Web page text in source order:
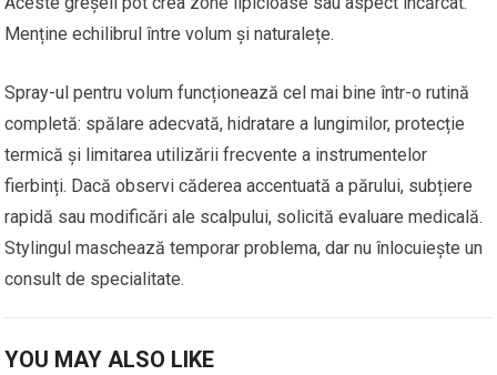
Menține echilibrul între volum și naturalețe.
Spray-ul pentru volum funcționează cel mai bine într-o rutină
completă: spălare adecvată, hidratare a lungimilor, protecție
termică și limitarea utilizării frecvente a instrumentelor
fierbinți. Dacă observi căderea accentuată a părului, subțiere
rapidă sau modificări ale scalpului, solicită evaluare medicală.
Stylingul maschează temporar problema, dar nu înlocuiește un
consult de specialitate.
YOU MAY ALSO LIKE